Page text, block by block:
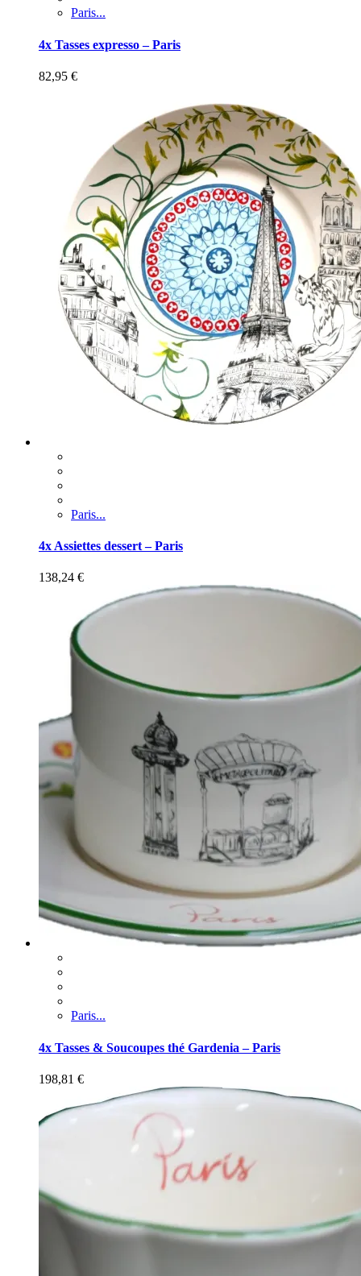
Paris...
4x Tasses expresso – Paris
82,95 €
Paris...
4x Assiettes dessert – Paris
138,24 €
Paris...
4x Tasses & Soucoupes thé Gardenia – Paris
198,81 €